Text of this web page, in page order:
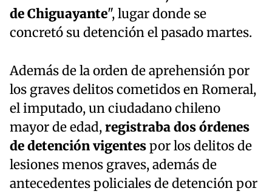
de Chiguayante", lugar donde se
concretó su detención el pasado martes.
Además de la orden de aprehensión por
los graves delitos cometidos en Romeral,
el imputado, un ciudadano chileno
mayor de edad,registraba dos órdenes
de detención vigentespor los delitos de
lesiones menos graves, además de
antecedentes policiales de detención por